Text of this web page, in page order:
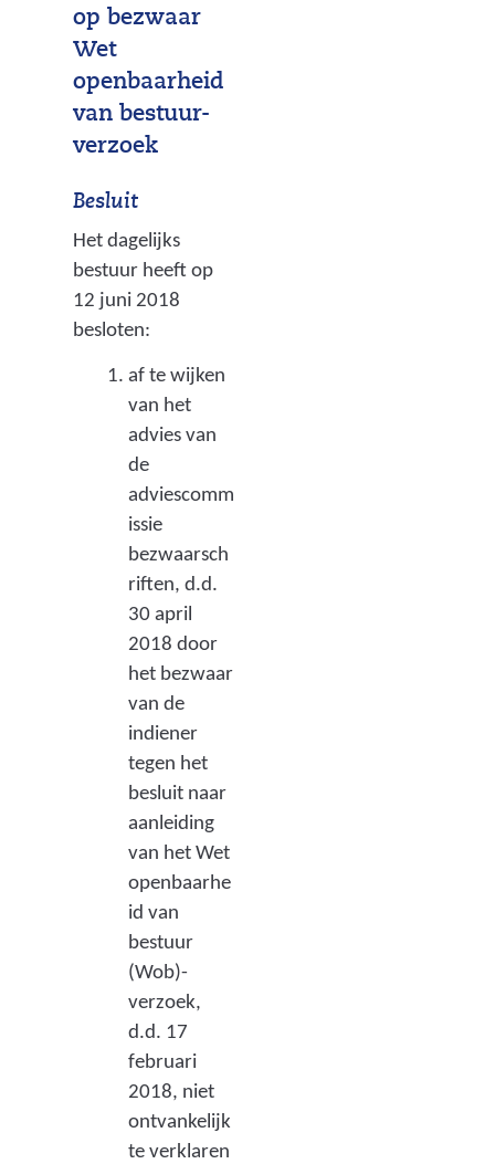
op bezwaar
Wet
openbaarheid
van bestuur-
verzoek
Besluit
Het dagelijks
bestuur heeft op
12 juni 2018
besloten:
af te wijken
van het
advies van
de
adviescomm
issie
bezwaarsch
riften, d.d.
30 april
2018 door
het bezwaar
van de
indiener
tegen het
besluit naar
aanleiding
van het Wet
openbaarhe
id van
bestuur
(Wob)-
verzoek,
d.d. 17
februari
2018, niet
ontvankelijk
te verklaren